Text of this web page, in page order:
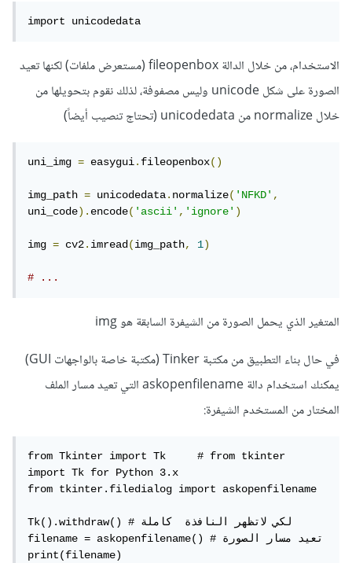
import unicodedata
الاستخدام، من خلال الدالة fileopenbox (مستعرض ملفات) لكنها تعيد
الصورة على شكل unicode وليس مصفوفة، لذلك نقوم بتحويلها من
خلال normalize من unicodedata (تحتاج تنصيب أيضاً)
uni_img = easygui.fileopenbox()
img_path = unicodedata.normalize('NFKD',
uni_code).encode('ascii','ignore')
img = cv2.imread(img_path, 1)
# ...
المتغير الذي يحمل الصورة من الشيفرة السابقة هو img
في حال بناء التطبيق من مكتبة Tinker (مكتبة خاصة بالواجهات GUI)
يمكنك استخدام دالة askopenfilename التي تعيد مسار الملف
المختار من المستخدم الشيفرة:
from Tkinter import Tk     # from tkinter
import Tk for Python 3.x
from tkinter.filedialog import askopenfilename
Tk().withdraw() # لكي لاتظهر النافذة  كاملة
filename = askopenfilename() # تعيد مسار الصورة
print(filename)